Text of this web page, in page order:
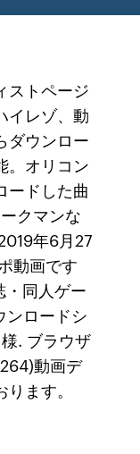
ストページ
イレゾ、動
ダウンロー
。オリコン
ードした曲
クマンな
年6月27
動画です
・同人ゲー
ンロードシ
. ブラウザ
動画デ
ます。